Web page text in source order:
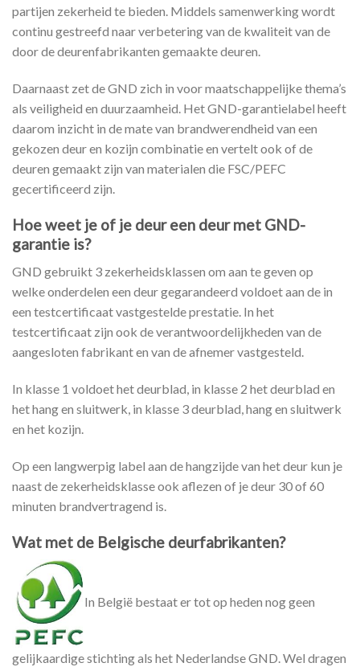
partijen zekerheid te bieden. Middels samenwerking wordt
continu gestreefd naar verbetering van de kwaliteit van de
door de deurenfabrikanten gemaakte deuren.
Daarnaast zet de GND zich in voor maatschappelijke thema’s
als veiligheid en duurzaamheid. Het GND-garantielabel heeft
daarom inzicht in de mate van brandwerendheid van een
gekozen deur en kozijn combinatie en vertelt ook of de
deuren gemaakt zijn van materialen die FSC/PEFC
gecertificeerd zijn.
Hoe weet je of je deur een deur met GND-
garantie is?
GND gebruikt 3 zekerheidsklassen om aan te geven op
welke onderdelen een deur gegarandeerd voldoet aan de in
een testcertificaat vastgestelde prestatie. In het
testcertificaat zijn ook de verantwoordelijkheden van de
aangesloten fabrikant en van de afnemer vastgesteld.
In klasse 1 voldoet het deurblad, in klasse 2 het deurblad en
het hang en sluitwerk, in klasse 3 deurblad, hang en sluitwerk
en het kozijn.
Op een langwerpig label aan de hangzijde van het deur kun je
naast de zekerheidsklasse ook aflezen of je deur 30 of 60
minuten brandvertragend is.
Wat met de Belgische deurfabrikanten?
In België bestaat er tot op heden nog geen
gelijkaardige stichting als het Nederlandse GND. Wel dragen